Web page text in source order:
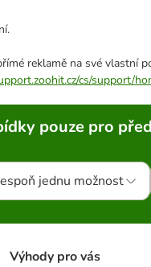
reklamě na své vlastní
cs/support/
pouze pro
jednu možnost
Výhody pro vás